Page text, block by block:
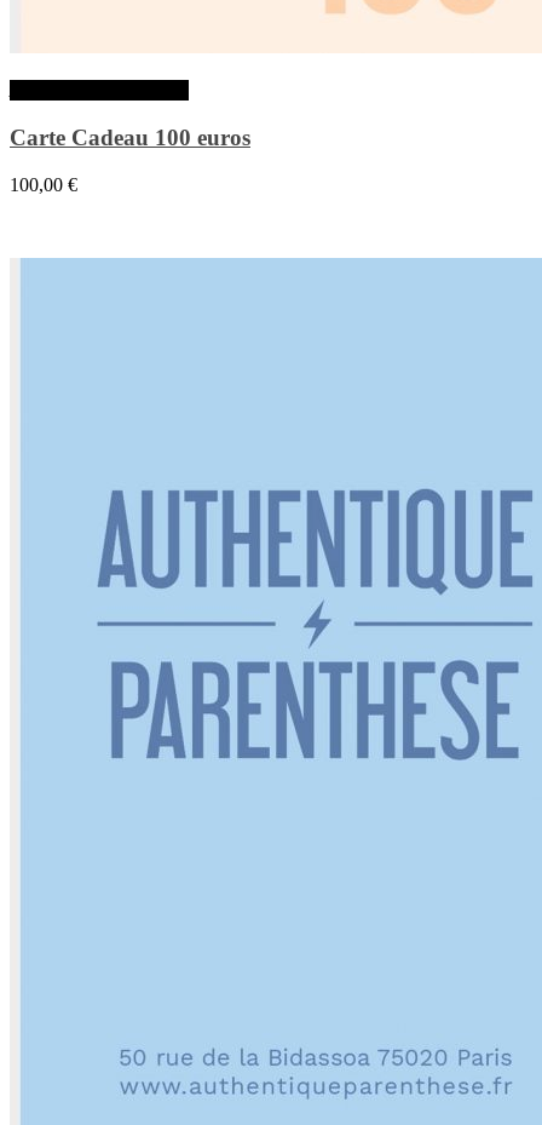
Carte Cadeau 100 euros
100,00 €